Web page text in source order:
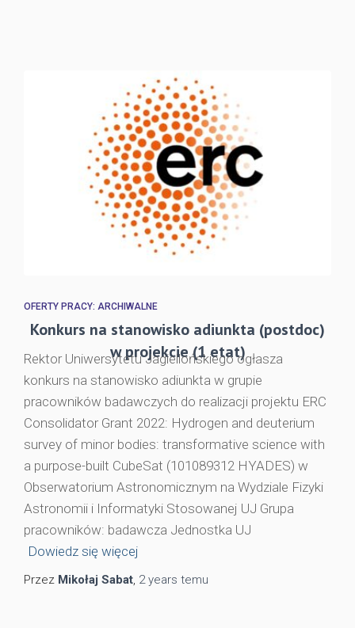
OFERTY PRACY: ARCHIWALNE
Konkurs na stanowisko adiunkta (postdoc)
w projekcie (1 etat)
Rektor Uniwersytetu Jagiellońskiego ogłasza
konkurs na stanowisko adiunkta w grupie
pracowników badawczych do realizacji projektu ERC
Consolidator Grant 2022: Hydrogen and deuterium
survey of minor bodies: transformative science with
a purpose-built CubeSat (101089312 HYADES) w
Obserwatorium Astronomicznym na Wydziale Fizyki
Astronomii i Informatyki Stosowanej UJ Grupa
pracowników: badawcza Jednostka UJ
Dowiedz się więcej
Przez Mikołaj Sabat, 2 years temu